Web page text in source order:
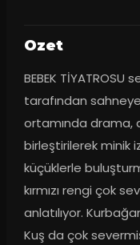
Ozet
BEBEK TİYATROSU
tarafından
ortamında drama,
birleştirilerek minik
küçüklerle
kırmızı rengi çok
anlatılıyor.
Kuş da çok severmiş